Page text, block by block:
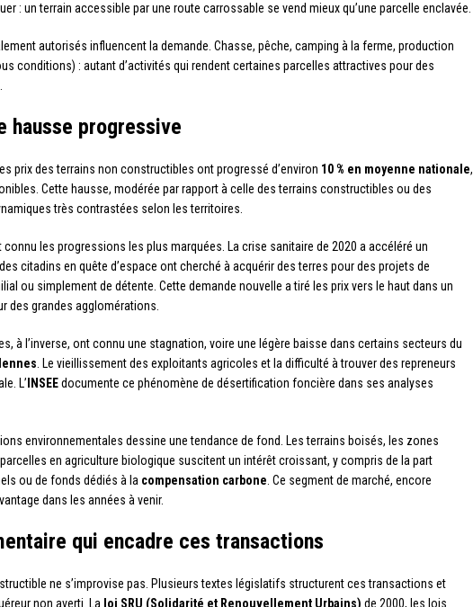
: un terrain accessible par une route carrossable se vend mieux qu’une parcelle enclavée.
autorisés influencent la demande. Chasse, pêche, camping à la ferme, production
conditions) : autant d’activités qui rendent certaines parcelles attractives pour des
hausse progressive
prix des terrains non constructibles ont progressé d’environ 10 % en moyenne nationale,
Cette hausse, modérée par rapport à celle des terrains constructibles ou des
très contrastées selon les territoires.
les progressions les plus marquées. La crise sanitaire de 2020 a accéléré un
citadins en quête d’espace ont cherché à acquérir des terres pour des projets de
ou simplement de détente. Cette demande nouvelle a tiré les prix vers le haut dans un
des grandes agglomérations.
à l’inverse, ont connu une stagnation, voire une légère baisse dans certains secteurs du
. Le vieillissement des exploitants agricoles et la difficulté à trouver des repreneurs
L’ INSEEdocumente ce phénomène de désertification foncière dans ses analyses
environnementales dessine une tendance de fond. Les terrains boisés, les zones
en agriculture biologique suscitent un intérêt croissant, y compris de la part
ou de fonds dédiés à la compensation carbone . Ce segment de marché, encore
dans les années à venir.
qui encadre ces transactions
ne s’improvise pas. Plusieurs textes législatifs structurent ces transactions et
non averti. La loi SRU (Solidarité et Renouvellement Urbains) de 2000, les lois